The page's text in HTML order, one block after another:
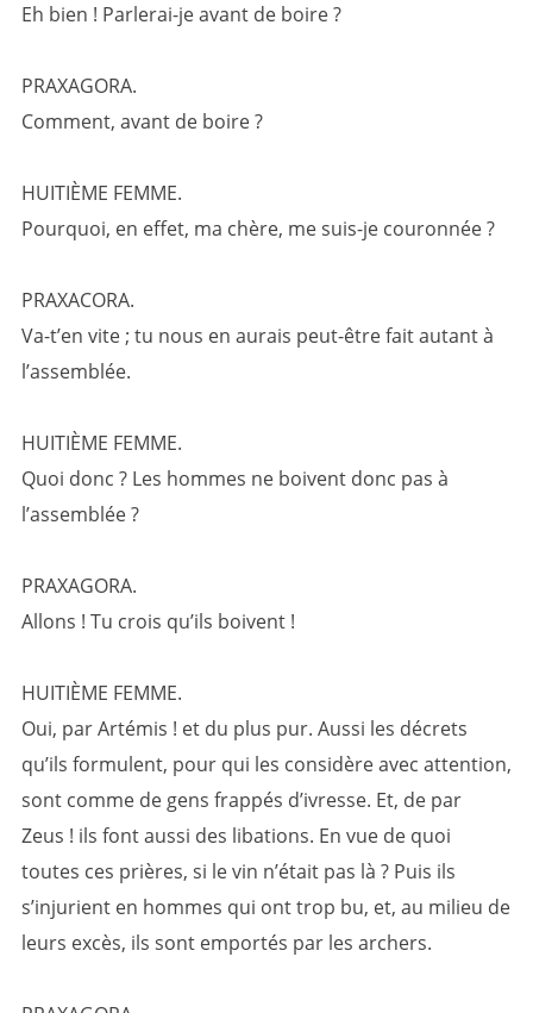
Eh bien ! Parlerai-je avant de boire ?
PRAXAGORA.
Comment, avant de boire ?
HUITIÈME FEMME.
Pourquoi, en effet, ma chère, me suis-je couronnée ?
PRAXACORA.
Va-t’en vite ; tu nous en aurais peut-être fait autant à
l’assemblée.
HUITIÈME FEMME.
Quoi donc ? Les hommes ne boivent donc pas à
l’assemblée ?
PRAXAGORA.
Allons ! Tu crois qu’ils boivent !
HUITIÈME FEMME.
Oui, par Artémis ! et du plus pur. Aussi les décrets
qu’ils formulent, pour qui les considère avec attention,
sont comme de gens frappés d’ivresse. Et, de par
Zeus ! ils font aussi des libations. En vue de quoi
toutes ces prières, si le vin n’était pas là ? Puis ils
s’injurient en hommes qui ont trop bu, et, au milieu de
leurs excès, ils sont emportés par les archers.